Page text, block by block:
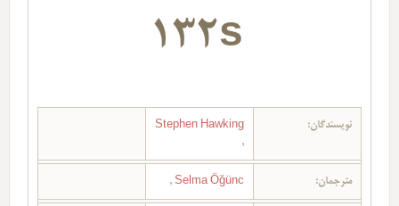
132s
نویسندگان:
Stephen Hawking
,
مترجمان: Selma Öğünc
,